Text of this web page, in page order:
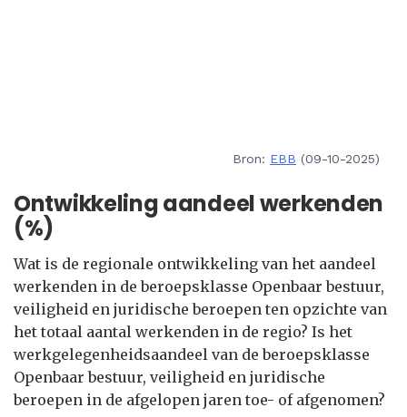
Bron: EBB (09-10-2025)
Ontwikkeling aandeel werkenden
(%)
Wat is de regionale ontwikkeling van het aandeel
werkenden in de beroepsklasse Openbaar bestuur,
veiligheid en juridische beroepen ten opzichte van
het totaal aantal werkenden in de regio? Is het
werkgelegenheidsaandeel van de beroepsklasse
Openbaar bestuur, veiligheid en juridische
beroepen in de afgelopen jaren toe- of afgenomen?